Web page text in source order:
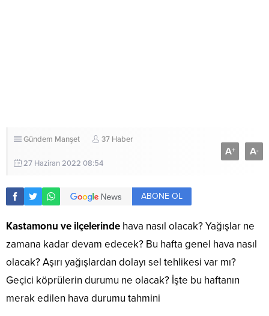
Gündem Manşet 37 Haber
27 Haziran 2022 08:54
A+ A-
ABONE OL
Kastamonu ve ilçelerinde hava nasıl olacak? Yağışlar ne
zamana kadar devam edecek? Bu hafta genel hava nasıl
olacak? Aşırı yağışlardan dolayı sel tehlikesi var mı?
Geçici köprülerin durumu ne olacak? İşte bu haftanın
merak edilen hava durumu tahmini